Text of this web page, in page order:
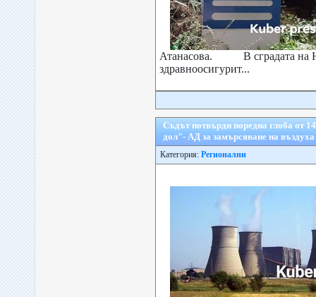
Атанасова. В сградата на
здравноосигурит...
Съдът потвърди поредна глоба от
дол"- АД за замърсяване на
Категория: Регионални